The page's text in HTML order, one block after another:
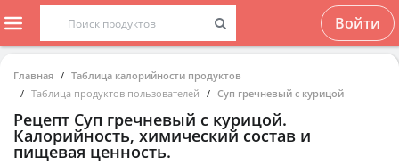
Войти
Главная
Таблица калорийности продуктов
Таблица продуктов пользователей
Суп гречневый с курицой
Рецепт Суп гречневый с курицой.
Калорийность, химический состав и
пищевая ценность.